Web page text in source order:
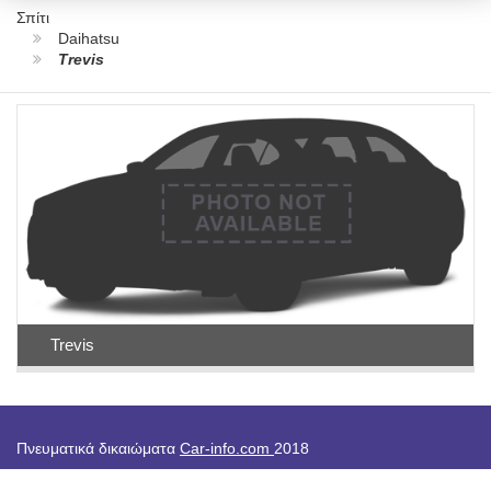
Σπίτι
Daihatsu
Trevis
Trevis
Πνευματικά δικαιώματα Car-info.com 2018